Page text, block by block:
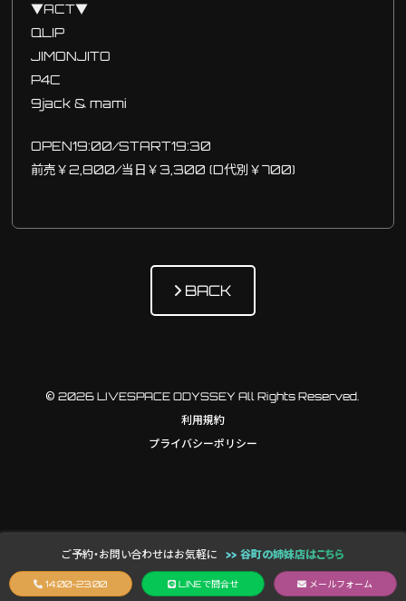
▼ACT▼
QLIP
JIMONJITO
P4C
9jack & mami
OPEN19:00/START19:30
前売￥2,800/当日￥3,300 (D代別￥700)
BACK
ご予約・お問い合わせはお気軽に >> 谷町の姉妹店はこちら
14:00-23:00 LINEで問合せ メールフォーム
© 2026 LIVESPACE ODYSSEY All Rights Reserved.
利用規約
プライバシーポリシー